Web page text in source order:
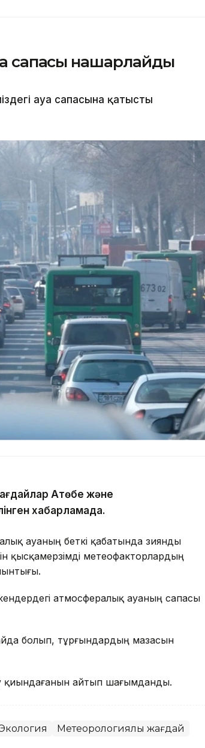
сапасы нашарлайды
ауа сапасына қатысты
Ақтөбе және
хабарламада.
ауаның беткі қабатында зиянды
қысқамерзімді метеофакторлардың
атмосфералық ауаның сапасы
болып, тұрғындардың мазасын
қиындағанын айтып шағымданды.
Метеорологиялық жағдай